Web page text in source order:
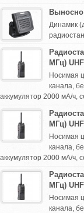
Динамик
МГц) UHF
Носимая
канала,
аккумулятор 2000 мА/ч,
МГц) UHF
Носимая
канала,
аккумулятор 2000 мА/ч,
МГц) UHF
Носимая
канала,